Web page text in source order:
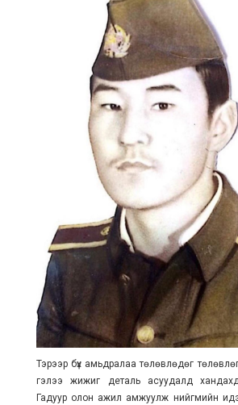
Тэрээр бүх амьдралаа төлөвлөдөг
гэлээ жижиг деталь асуудалд
Гадуур олон ажил амжуулж нийгмийн